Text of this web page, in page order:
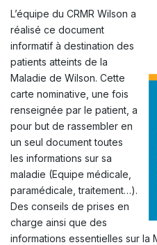
L’équipe du CRMR Wilson a
réalisé ce document
informatif à destination des
patients atteints de la
Maladie de Wilson. Cette
carte nominative, une fois
renseignée par le patient, a
pour but de rassembler en
un seul document toutes
les informations sur sa
maladie (Equipe médicale,
paramédicale, traitement…).
Des conseils de prises en
charge ainsi que des
informations essentielles sur la